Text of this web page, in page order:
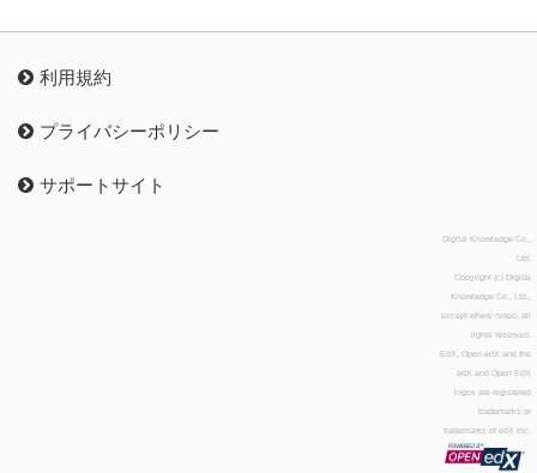
利用規約
プライバシーポリシー
サポートサイト
Digital Knowledge Co.,
Ltd.
Copyright (c) Digital
Knowledge Co., Ltd.,
except where noted, all
rights reserved.
EdX, Open edX and the
edX and Open EdX
logos are registered
trademarks or
trademarks of edX Inc.